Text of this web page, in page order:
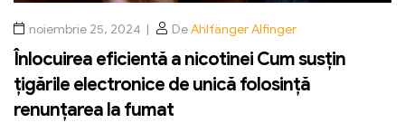
noiembrie 25, 2024 DeAhlfänger Alfinger
Înlocuirea eficientă a nicotinei Cum susțin
țigările electronice de unică folosință
renunțarea la fumat